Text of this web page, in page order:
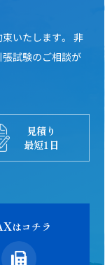
いたします。
非
試験のご相談が
見積り
最短1日
はコチラ